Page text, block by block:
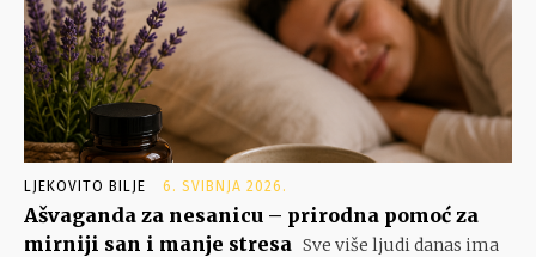
LJEKOVITO BILJE 6. SVIBNJA 2026.
Ašvaganda za nesanicu – prirodna pomoć za
mirniji san i manje stresa Sve više ljudi danas ima